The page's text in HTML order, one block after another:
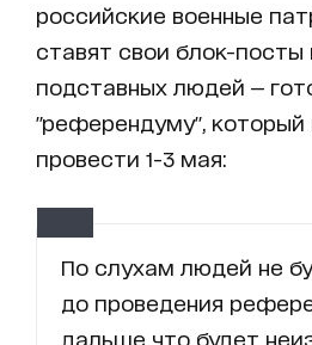
российские военные
ставят свои блок-посты
подставных людей —
"референдуму", который
провести 1-3 мая:
По слухам людей не
до проведения
дальше что будет